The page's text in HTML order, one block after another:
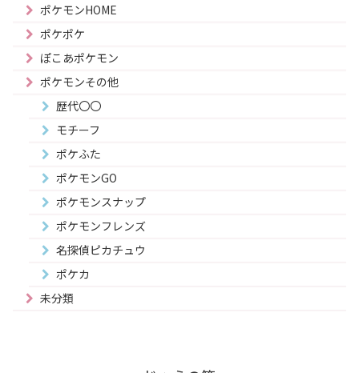
ポケモンHOME
ポケポケ
ぽこあポケモン
ポケモンその他
歴代〇〇
モチーフ
ポケふた
ポケモンGO
ポケモンスナップ
ポケモンフレンズ
名探偵ピカチュウ
ポケカ
未分類